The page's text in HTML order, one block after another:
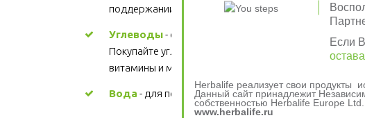
поддержании здорового сердца. Цена
Углеводы - основной источник энергии.
Покупайте углеводы, содержащие
витамины и минералы.
Вода - для поддержания водного баланса
Если
Herbalife реализует свои продукты
Данный сайт принадлежит
собственностью Herbalife Europe
www.herbalife.ru